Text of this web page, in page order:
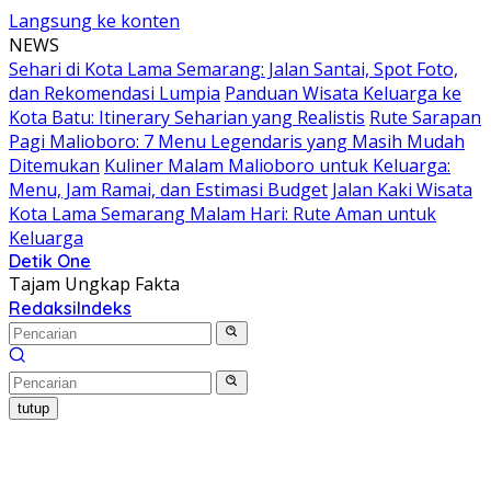
Langsung ke konten
NEWS
Sehari di Kota Lama Semarang: Jalan Santai, Spot Foto,
dan Rekomendasi Lumpia Panduan Wisata Keluarga ke
Kota Batu: Itinerary Seharian yang Realistis Rute Sarapan
Pagi Malioboro: 7 Menu Legendaris yang Masih Mudah
Ditemukan Kuliner Malam Malioboro untuk Keluarga:
Menu, Jam Ramai, dan Estimasi Budget Jalan Kaki Wisata
Kota Lama Semarang Malam Hari: Rute Aman untuk
Keluarga
Detik One
Tajam Ungkap Fakta
RedaksiIndeks
tutup